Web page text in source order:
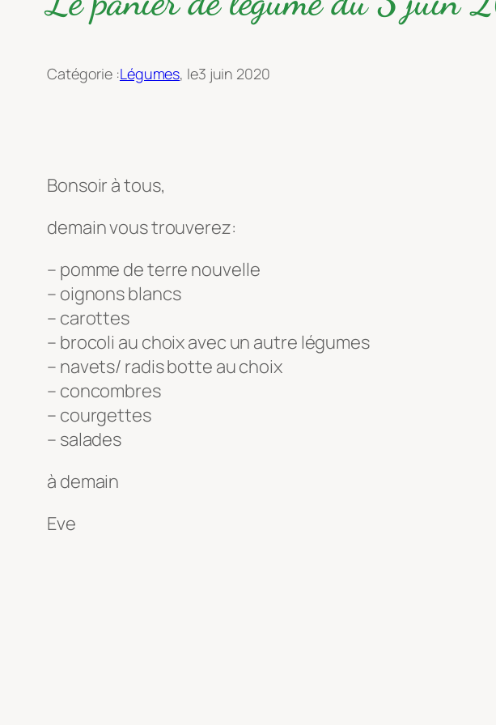
Catégorie :Légumes, le3 juin 2020
Bonsoir à tous,
demain vous trouverez:
– pomme de terre nouvelle
– oignons blancs
– carottes
– brocoli au choix avec un autre légumes
– navets/ radis botte au choix
– concombres
– courgettes
– salades
à demain
Eve